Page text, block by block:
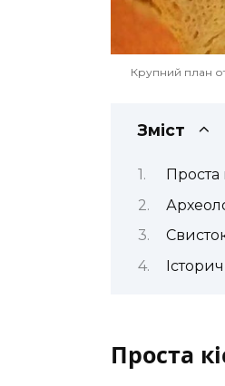
Крупний план
Зміст
Проста
Проста